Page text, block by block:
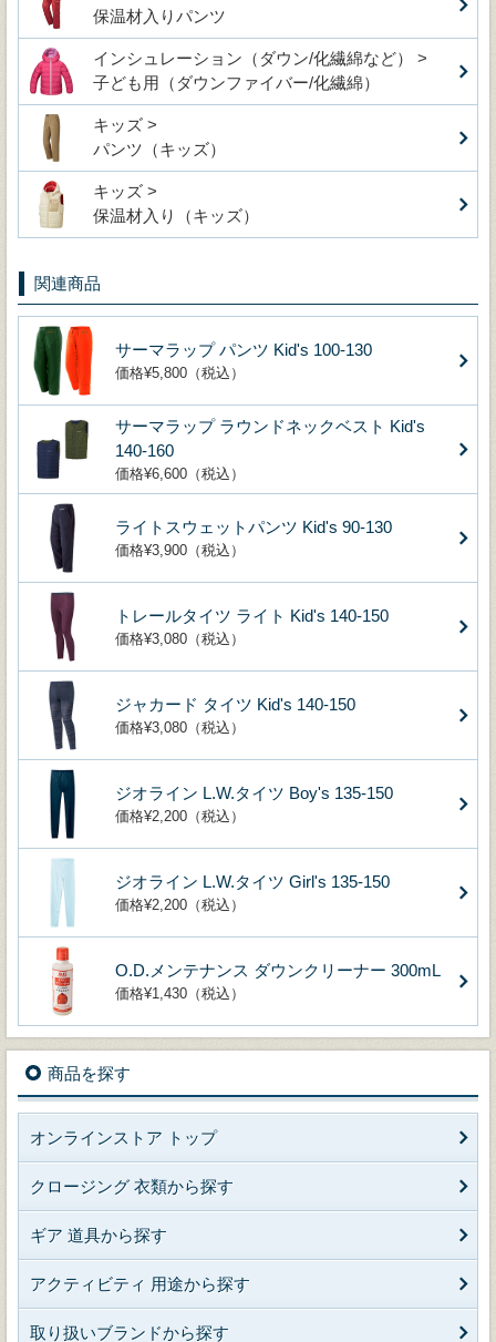
保温材入りパンツ
インシュレーション（ダウン/化繊綿など） >
子ども用（ダウンファイバー/化繊綿）
キッズ >
パンツ（キッズ）
キッズ >
保温材入り（キッズ）
関連商品
サーマラップ パンツ Kid's 100-130
価格¥5,800（税込）
サーマラップ ラウンドネックベスト Kid's
140-160
価格¥6,600（税込）
ライトスウェットパンツ Kid's 90-130
価格¥3,900（税込）
トレールタイツ ライト Kid's 140-150
価格¥3,080（税込）
ジャカード タイツ Kid's 140-150
価格¥3,080（税込）
ジオライン L.W.タイツ Boy's 135-150
価格¥2,200（税込）
ジオライン L.W.タイツ Girl's 135-150
価格¥2,200（税込）
O.D.メンテナンス ダウンクリーナー 300mL
価格¥1,430（税込）
商品を探す
オンラインストア トップ
クロージング 衣類から探す
ギア 道具から探す
アクティビティ 用途から探す
取り扱いブランドから探す